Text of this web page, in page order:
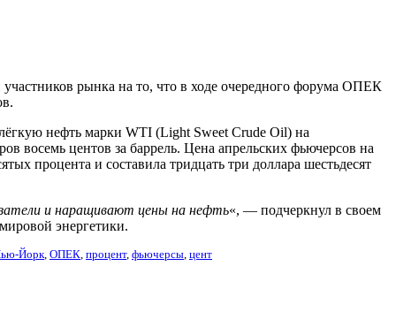
рынка на то, что в ходе очередного форума ОПЕК
нефть марки WTI (Light Sweet Crude Oil) на
восемь центов за баррель. Цена апрельских фьючерсов на
процента и составила тридцать три доллара шестьдесят
и наращивают цены на нефть«, — подчеркнул в своем
энергетики.
Йорк, ОПЕК, процент, фьючерсы, цент